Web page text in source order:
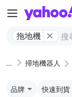
拖地機
掃地機器人
品牌 快速到貨